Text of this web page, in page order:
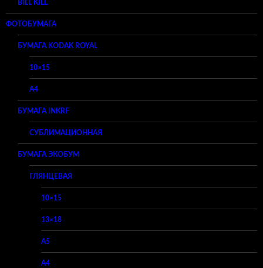
BILL KILL
ФОТОБУМАГА
БУМАГА KODAK ROYAL
10×15
A4
БУМАГА INKRF
СУБЛИМАЦИОННАЯ
БУМАГА ЭКОБУМ
ГЛЯНЦЕВАЯ
10×15
13×18
A5
A4